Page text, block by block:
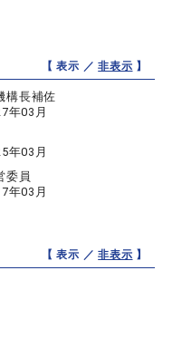
【 表示 ／非表示 】
構長補佐
年03月
年03月
委員
年03月
【 表示 ／非表示 】